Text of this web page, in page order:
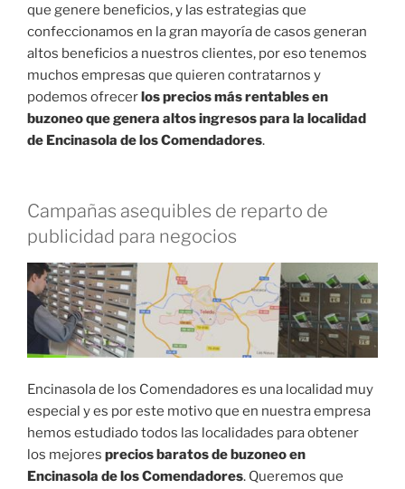
que genere beneficios, y las estrategias que
confeccionamos en la gran mayoría de casos generan
altos beneficios a nuestros clientes, por eso tenemos
muchos empresas que quieren contratarnos y
podemos ofrecerlos precios más rentables en
buzoneo que genera altos ingresos para la localidad
de Encinasola de los Comendadores.
Campañas asequibles de reparto de
publicidad para negocios
Encinasola de los Comendadores es una localidad muy
especial y es por este motivo que en nuestra empresa
hemos estudiado todos las localidades para obtener
los mejores precios baratos de buzoneo en
Encinasola de los Comendadores. Queremos que